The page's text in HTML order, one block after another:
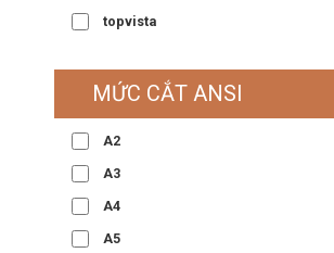
topvista
MỨC CẮT ANSI
A2
A3
A4
A5